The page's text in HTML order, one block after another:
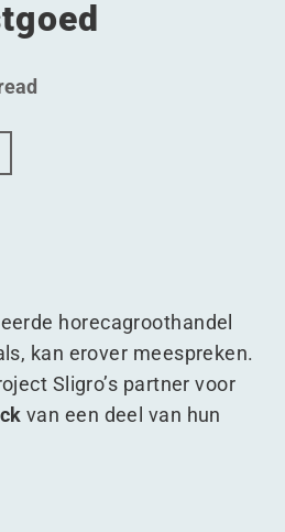
Back van bedrijfsvastgoed
& Lease Back van
- Sale & Lease Back van
- Sale & Lease Back van
horecagroothandel
kan erover meespreken.
Sligro’s partner voor
van een deel van hun